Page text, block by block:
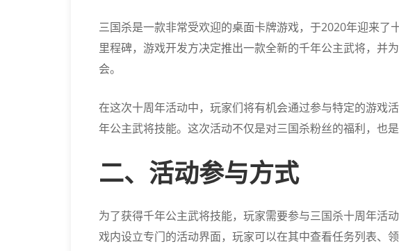
三国杀是一款非常受欢迎的桌面卡牌游戏，于2020年迎来了
里程碑，游戏开发方决定推出一款全新的千年公主武将，并
会。
在这次十周年活动中，玩家们将有机会通过参与特定的游戏
年公主武将技能。这次活动不仅是对三国杀粉丝的福利，也
二、活动参与方式
为了获得千年公主武将技能，玩家需要参与三国杀十周年活
戏内设立专门的活动界面，玩家可以在其中查看任务列表、